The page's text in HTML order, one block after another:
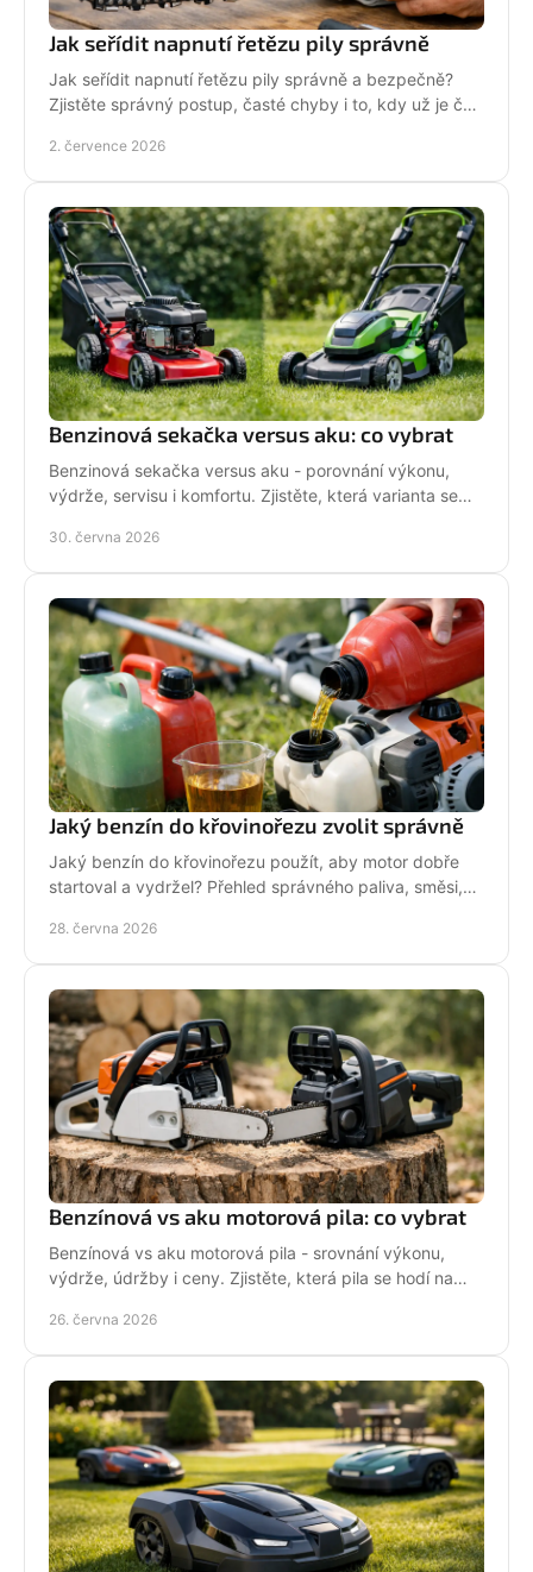
Jak seřídit napnutí řetězu pily správně
Jak seřídit napnutí řetězu pily správně a bezpečně?
Zjistěte správný postup, časté chyby i to, kdy už je čas
2. července 2026
Benzinová sekačka versus aku: co vybrat
Benzinová sekačka versus aku - porovnání výkonu,
výdrže, servisu i komfortu. Zjistěte, která varianta se
30. června 2026
Jaký benzín do křovinořezu zvolit správně
Jaký benzín do křovinořezu použít, aby motor dobře
startoval a vydržel? Přehled správného paliva, směsi,
28. června 2026
Benzínová vs aku motorová pila: co vybrat
Benzínová vs aku motorová pila - srovnání výkonu,
výdrže, údržby i ceny. Zjistěte, která pila se hodí na
26. června 2026